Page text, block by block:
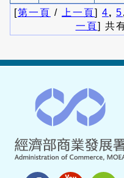
[第一頁 / 上一頁] 4, 5
一頁] 共